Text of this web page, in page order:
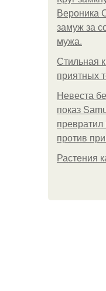
Вероника
замуж за
мужа.
Стильная
приятных
Невеста
показ
против
Растения